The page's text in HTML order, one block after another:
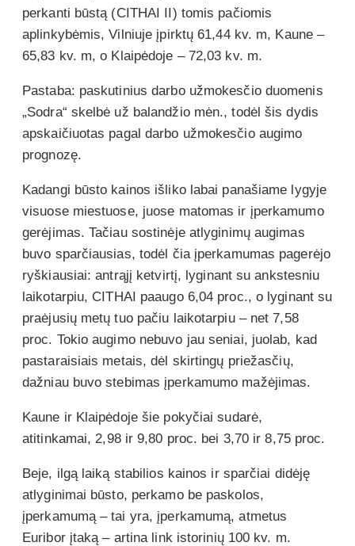
perkanti būstą (CITHAI II) tomis pačiomis
aplinkybėmis, Vilniuje įpirktų 61,44 kv. m, Kaune –
65,83 kv. m, o Klaipėdoje – 72,03 kv. m.
Pastaba: paskutinius darbo užmokesčio duomenis
„Sodra“ skelbė už balandžio mėn., todėl šis dydis
apskaičiuotas pagal darbo užmokesčio augimo
prognozę.
Kadangi būsto kainos išliko labai panašiame lygyje
visuose miestuose, juose matomas ir įperkamumo
gerėjimas. Tačiau sostinėje atlyginimų augimas
buvo sparčiausias, todėl čia įperkamumas pagerėjo
ryškiausiai: antrąjį ketvirtį, lyginant su ankstesniu
laikotarpiu, CITHAI paaugo 6,04 proc., o lyginant su
praėjusių metų tuo pačiu laikotarpiu – net 7,58
proc. Tokio augimo nebuvo jau seniai, juolab, kad
pastaraisiais metais, dėl skirtingų priežasčių,
dažniau buvo stebimas įperkamumo mažėjimas.
Kaune ir Klaipėdoje šie pokyčiai sudarė,
atitinkamai, 2,98 ir 9,80 proc. bei 3,70 ir 8,75 proc.
Beje, ilgą laiką stabilios kainos ir sparčiai didėję
atlyginimai būsto, perkamo be paskolos,
įperkamumą – tai yra, įperkamumą, atmetus
Euribor įtaką – artina link istorinių 100 kv. m.